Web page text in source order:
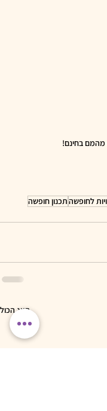
מהמם בחינם!
לחופשהתכנון חופשה
הצג הכול